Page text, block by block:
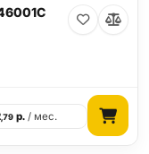
,79 р. / мес.